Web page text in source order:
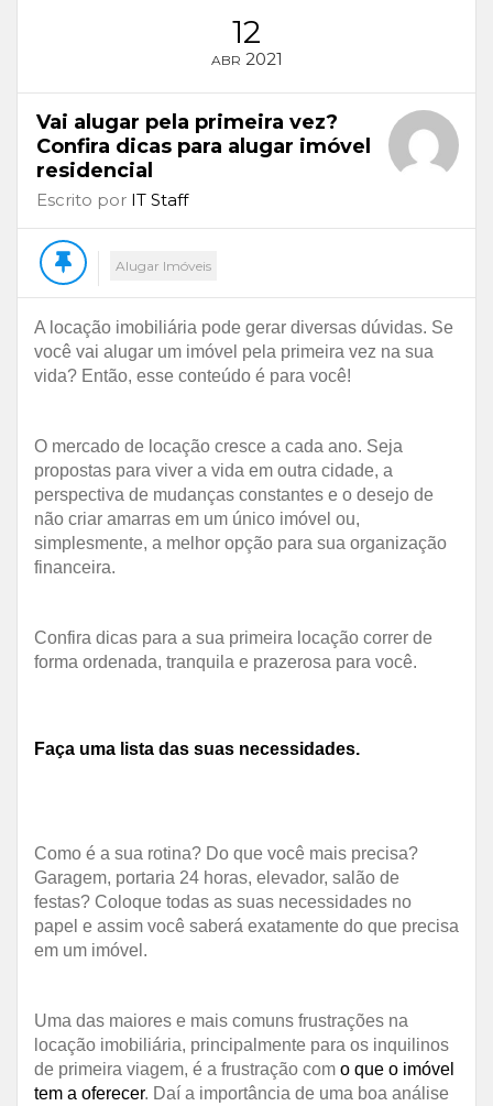
12
ABR 2021
Vai alugar pela primeira vez?
Confira dicas para alugar imóvel
residencial
Escrito por IT Staff
Alugar Imóveis
A locação imobiliária pode gerar diversas dúvidas. Se
você vai alugar um imóvel pela primeira vez na sua
vida? Então, esse conteúdo é para você!
O mercado de locação cresce a cada ano. Seja
propostas para viver a vida em outra cidade, a
perspectiva de mudanças constantes e o desejo de
não criar amarras em um único imóvel ou,
simplesmente, a melhor opção para sua organização
financeira.
Confira dicas para a sua primeira locação correr de
forma ordenada, tranquila e prazerosa para você.
Faça uma lista das suas necessidades.
Como é a sua rotina? Do que você mais precisa?
Garagem, portaria 24 horas, elevador, salão de
festas? Coloque todas as suas necessidades no
papel e assim você saberá exatamente do que precisa
em um imóvel.
Uma das maiores e mais comuns frustrações na
locação imobiliária, principalmente para os inquilinos
de primeira viagem, é a frustração com o que o imóvel
tem a oferecer. Daí a importância de uma boa análise